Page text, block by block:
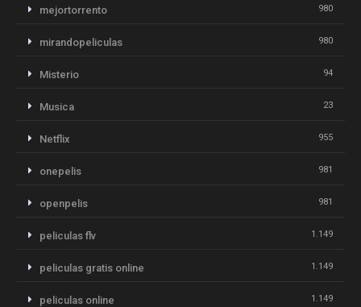
mejortorrento 980
mirandopeliculas 980
Misterio 94
Musica 23
Netflix 955
onepelis 981
openpelis 981
peliculas flv 1.149
peliculas gratis online 1.149
peliculas online 1.149